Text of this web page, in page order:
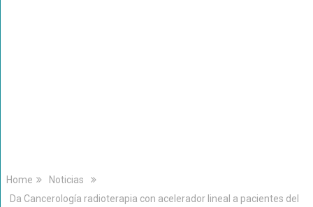
Home
Noticias
Da Cancerología radioterapia con acelerador lineal a pacientes del